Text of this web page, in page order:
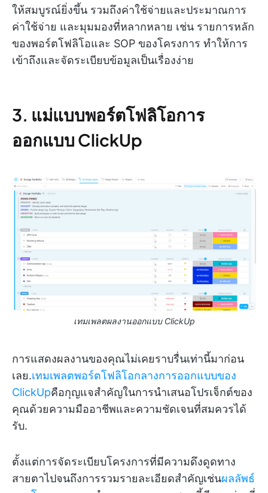
ให้สมบูรณ์ยิ่งขึ้น รวมถึงค่าใช้จ่ายและประมาณการ
ค่าใช้จ่าย และมุมมองที่หลากหลาย เช่น รายการหลัก
ของพอร์ตโฟลิโอและ SOP ของโครงการ ทำให้การ
เข้าถึงและจัดระเบียบข้อมูลเป็นเรื่องง่าย
3. แม่แบบพอร์ตโฟลิโอการ
ออกแบบ ClickUp
เทมเพลตผลงานออกแบบ ClickUp
การแสดงผลงานของคุณไม่เคยราบรื่นเท่านี้มาก่อน
เลย.เทมเพลตพอร์ตโฟลิโอกลางการออกแบบของ
ClickUpคือกุญแจสำคัญในการนำเสนอโปรเจ็กต์ของ
คุณด้วยความมืออาชีพและความชัดเจนที่สมควรได้
รับ.
ตั้งแต่การจัดระเบียบโครงการที่มีความดึงดูดทาง
สายตาไปจนถึงการรวมรายละเอียดสำคัญเช่นผลลัพธ์